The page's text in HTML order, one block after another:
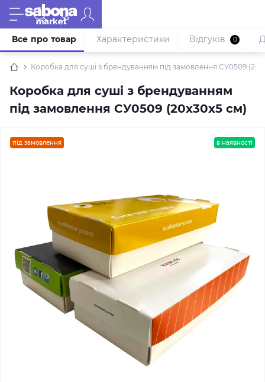
Коробка для суші з брендуванням під замовлення СУ0509
Коробка для суші з брендуванням
під замовлення СУ0509 (20х30х5 см)
Все про товар Характеристики Відгуків 0
під замовлення в наявності